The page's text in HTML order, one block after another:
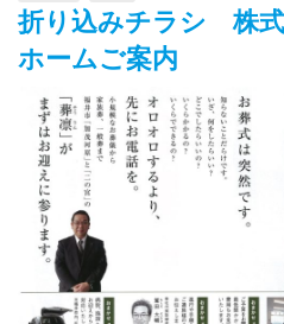
折り込みチラシ 株
ホームご案内